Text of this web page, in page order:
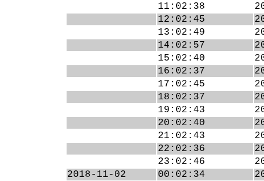
11:02:38
12:02:45
13:02:49
14:02:57
15:02:40
16:02:37
17:02:45
18:02:37
19:02:43
20:02:40
21:02:43
22:02:36
23:02:46
2018-11-02
00:02:34